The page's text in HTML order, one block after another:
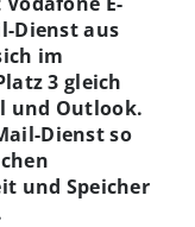
Dienst aus
im
3 gleich
und Outlook.
Dienst so
und Speicher